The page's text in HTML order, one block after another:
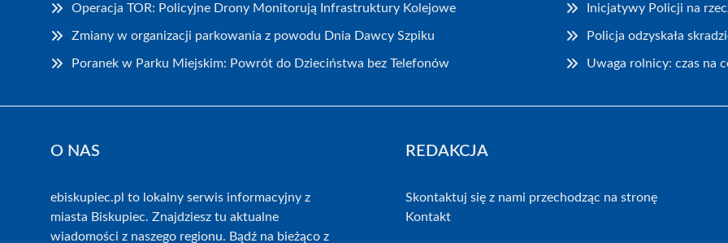
Operacja TOR: Policyjne Drony Monitorują Infrastruktury Kolejowe Inicjatywy Policji na
Zmiany w organizacji parkowania z powodu Dnia Dawcy Szpiku Policja odzyskała
Poranek w Parku Miejskim: Powrót do Dzieciństwa bez Telefonów Uwaga rolnicy: czas na
O NAS
ebiskupiec.pl to lokalny serwis informacyjny z
miasta Biskupiec. Znajdziesz tu aktualne
wiadomości z naszego regionu. Bądź na bieżąco z
REDAKCJA
Skontaktuj się z nami przechodząc na stronę
Kontakt